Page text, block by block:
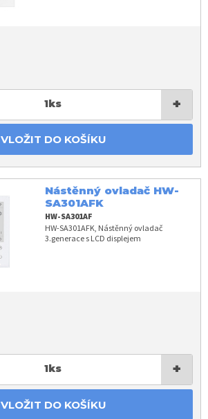
1ks +
VLOŽIT DO KOŠÍKU
Nástěnný ovladač HW-
SA301AFK
HW-SA301AF
HW-SA301AFK, Nástěnný ovladač
3.generace s LCD displejem
1ks +
VLOŽIT DO KOŠÍKU